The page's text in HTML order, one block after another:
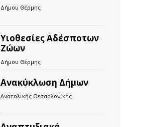
Δήμου Θέρμης
Υιοθεσίες Αδέσποτων
Ζώων
Δήμου Θέρμης
Ανακύκλωση Δήμων
Ανατολικής Θεσσαλονίκης